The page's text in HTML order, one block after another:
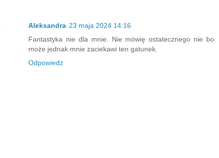
Aleksandra 23 maja 2024 14:16
Fantastyka nie dla mnie. Nie mówię ostatecznego nie bo
może jednak mnie zaciekawi ten gatunek.
Odpowiedz